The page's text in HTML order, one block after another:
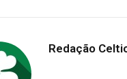
Redação